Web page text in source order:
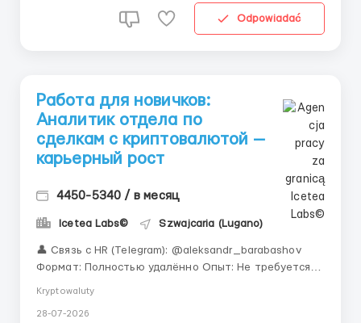
Odpowiadać
Работа для новичков:
Аналитик отдела по
сделкам с криптовалютой —
карьерный рост
4450-5340 / в месяц
Icetea Labs© Szwajcaria (Lugano)
👤 Связь с HR (Telegram): @aleksandr_barabashov
Формат: Полностью удалённо Опыт: Не требуется
внимательность и желание расти.» Операционная
Kryptowaluty
28-07-2026